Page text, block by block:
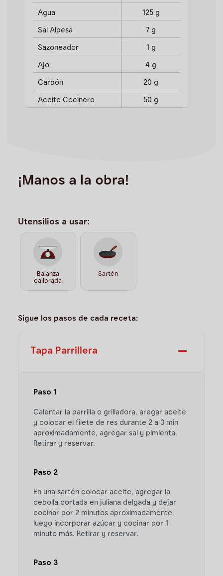
Agua 125 g
Sal Alpesa 7 g
Sazoneador 1 g
Ajo 4 g
Carbón 20 g
Aceite Cocinero 50 g
¡Manos a la obra!
Utensilios a usar:
Balanza
calibrada
Sartén
Sigue los pasos de cada receta:
Tapa Parrillera
Paso 1
Calentar la parrilla o grilladora, aregar aceite
y colocar el filete de res durante 2 a 3 min
aproximadamente, agregar sal y pimienta.
Retirar y reservar.
Paso 2
En una sartén colocar aceite, agregar la
cebolla cortada en juliana delgada y dejar
cocinar por 2 minutos aproximadamente,
luego incorporar azúcar y cocinar por 1
minuto más. Retirar y reservar.
Paso 3